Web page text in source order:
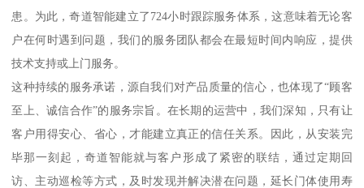
患。为此，奇道智能建立了724小时跟踪服务体系，这意味着无论客
户在何时遇到问题，我们的服务团队都会在最短时间内响应，提供
技术支持或上门服务。
这种持续的服务承诺，源自我们对产品质量的信心，也体现了“顾客
至上、诚信合作”的服务宗旨。在长期的运营中，我们深知，只有让
客户用得安心、省心，才能建立真正的信任关系。因此，从安装完
毕那一刻起，奇道智能就与客户形成了紧密的联结，通过定期回
访、主动巡检等方式，及时发现并解决潜在问题，延长门体使用寿